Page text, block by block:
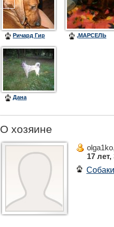
Ричард Гир ,МАРСЕЛЬ
Дана
О хозяине
17
Собаки